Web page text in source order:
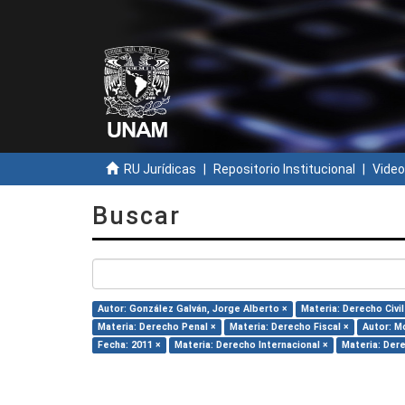
RU Jurídicas Repositorio Institucional
Buscar
Autor: González Galván, Jorge Alberto ×
Materia: Derecho
Materia: Derecho Penal ×
Materia: Derecho Fiscal ×
Autor:
Fecha: 2011 ×
Materia: Derecho Internacional × Materia: